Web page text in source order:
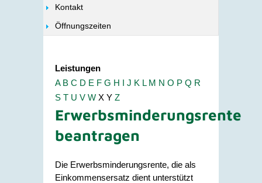
Kontakt
Öffnungszeiten
Leistungen
A B C D E F G H I J K L M N O P Q R
S T U V W X Y Z
Erwerbsminderungsrente
beantragen
Die Erwerbsminderungsrente, die als
Einkommensersatz dient unterstützt